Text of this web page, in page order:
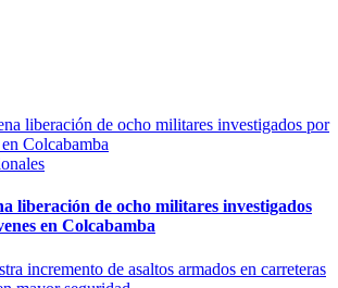
liberación de ocho militares investigados
en Colcabamba